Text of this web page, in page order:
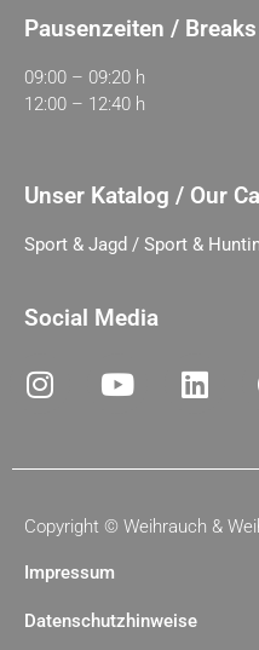
Pausenzeiten / Breaks
09:00 – 09:20 h
12:00 – 12:40 h
Unser Katalog / Our
Sport & Jagd / Sport &
Social Media
Copyright © Weihrauch &
Impressum
Datenschutzhinweise